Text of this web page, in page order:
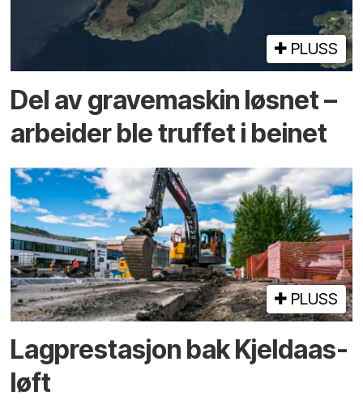
PLUSS
Del av grave­maskin løsnet –
arbeider ble truffet i beinet
PLUSS
Lagprestasjon bak Kjeldaas-
løft